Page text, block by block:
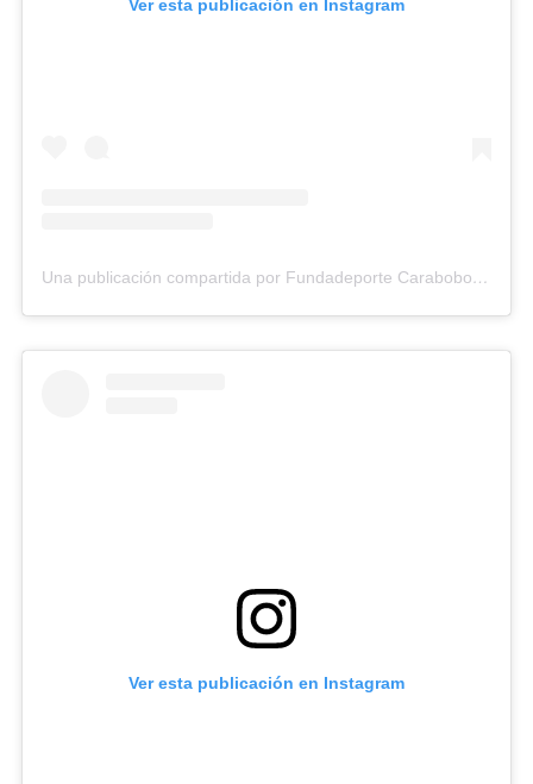
Ver esta publicación en Instagram
Una publicación compartida por Fundadeporte Carabobo (@fundadeporte)
Ver esta publicación en Instagram